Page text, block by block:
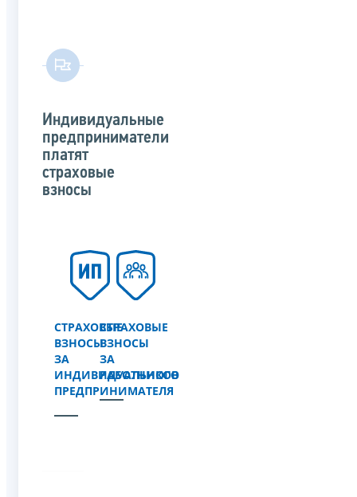
Индивидуальные
предприниматели
платят
страховые
взносы
СТРАХОВЫЕ
ВЗНОСЫ
ЗА
ИНДИВИДУАЛЬНОГО
ПРЕДПРИНИМАТЕЛЯ
СТРАХОВЫЕ
ВЗНОСЫ
ЗА
РАБОТНИКОВ